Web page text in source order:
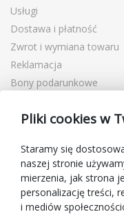
Usługi
Dostawa i płatność
Zwrot i wymiana towaru
Reklamacja
Bony podarunkowe
Blog
O sprzedawcy
Mimulo.pl
Regulamin sklepu
Ochrona danych
Pliki cookies w
Staramy się
naszej stronie
mierzenia, jak strona
personalizację treści,
i mediów